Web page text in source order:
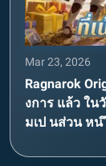
Mar 23, 2026
Ragnarok
งการ แล้ว ใ
มเป นส่วน ห